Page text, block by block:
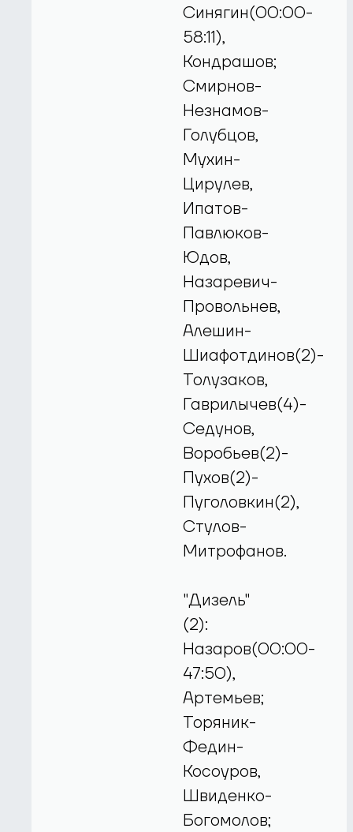
Синягин(00:00-
58:11),
Кондрашов;
Смирнов-
Незнамов-
Голубцов,
Мухин-
Цирулев,
Ипатов-
Павлюков-
Юдов,
Назаревич-
Провольнев,
Алешин-
Шиафотдинов(2)-
Толузаков,
Гаврилычев(4)-
Седунов,
Воробьев(2)-
Пухов(2)-
Пуголовкин(2),
Стулов-
Митрофанов.
"Дизель"
(2):
Назаров(00:00-
47:50),
Артемьев;
Торяник-
Федин-
Косоуров,
Швиденко-
Богомолов;